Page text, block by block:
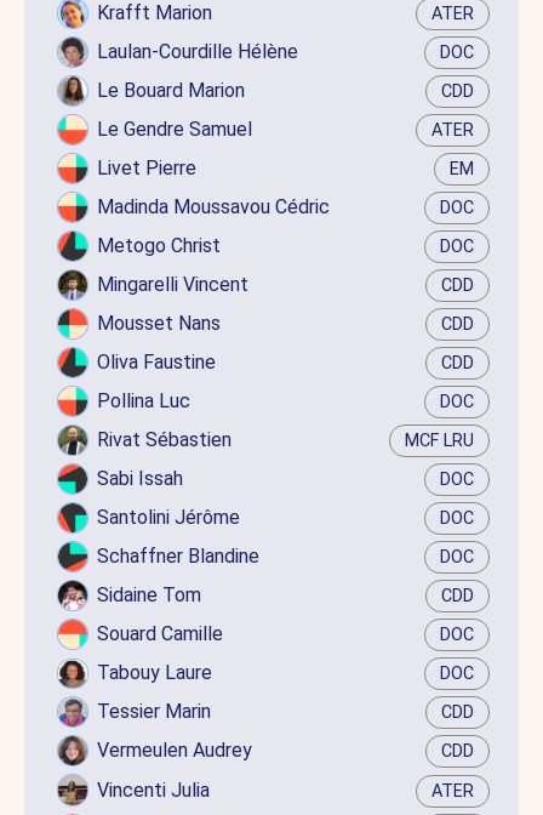
Krafft Marion ATER
Laulan-Courdille Hélène DOC
Le Bouard Marion CDD
Le Gendre Samuel ATER
Livet Pierre EM
Madinda Moussavou Cédric DOC
Metogo Christ DOC
Mingarelli Vincent CDD
Mousset Nans CDD
Oliva Faustine CDD
Pollina Luc DOC
Rivat Sébastien MCF LRU
Sabi Issah DOC
Santolini Jérôme DOC
Schaffner Blandine DOC
Sidaine Tom CDD
Souard Camille DOC
Tabouy Laure DOC
Tessier Marin CDD
Vermeulen Audrey CDD
Vincenti Julia ATER